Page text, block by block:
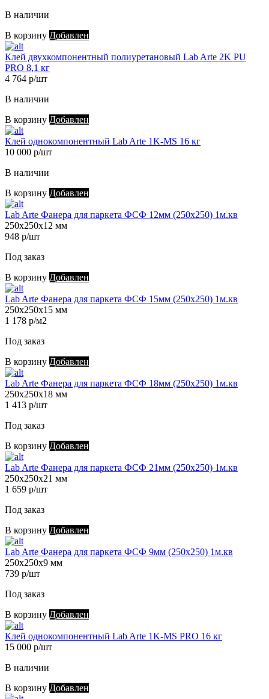
В наличии
В корзину Добавлен
Клей двухкомпонентный полиуретановый Lab Arte 2K PU
PRO 8,1 кг
4 764 р/шт
В наличии
В корзину Добавлен
Клей однокомпонентный Lab Arte 1K-MS 16 кг
10 000 р/шт
В наличии
В корзину Добавлен
Lab Arte Фанера для паркета ФСФ 12мм (250х250) 1м.кв
250х250х12 мм
948 р/шт
Под заказ
В корзину Добавлен
Lab Arte Фанера для паркета ФСФ 15мм (250х250) 1м.кв
250х250х15 мм
1 178 р/м2
Под заказ
В корзину Добавлен
Lab Arte Фанера для паркета ФСФ 18мм (250х250) 1м.кв
250х250х18 мм
1 413 р/шт
Под заказ
В корзину Добавлен
Lab Arte Фанера для паркета ФСФ 21мм (250х250) 1м.кв
250х250х21 мм
1 659 р/шт
Под заказ
В корзину Добавлен
Lab Arte Фанера для паркета ФСФ 9мм (250х250) 1м.кв
250х250х9 мм
739 р/шт
Под заказ
В корзину Добавлен
Клей однокомпонентный Lab Arte 1K-MS PRO 16 кг
15 000 р/шт
В наличии
В корзину Добавлен